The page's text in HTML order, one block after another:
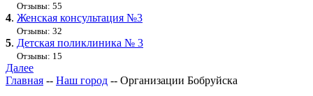
Отзывы: 55
4. Женская консультация №3
Отзывы: 32
5. Детская поликлиника № 3
Отзывы: 15
Далее
Главная -- Наш город -- Организации Бобруйска